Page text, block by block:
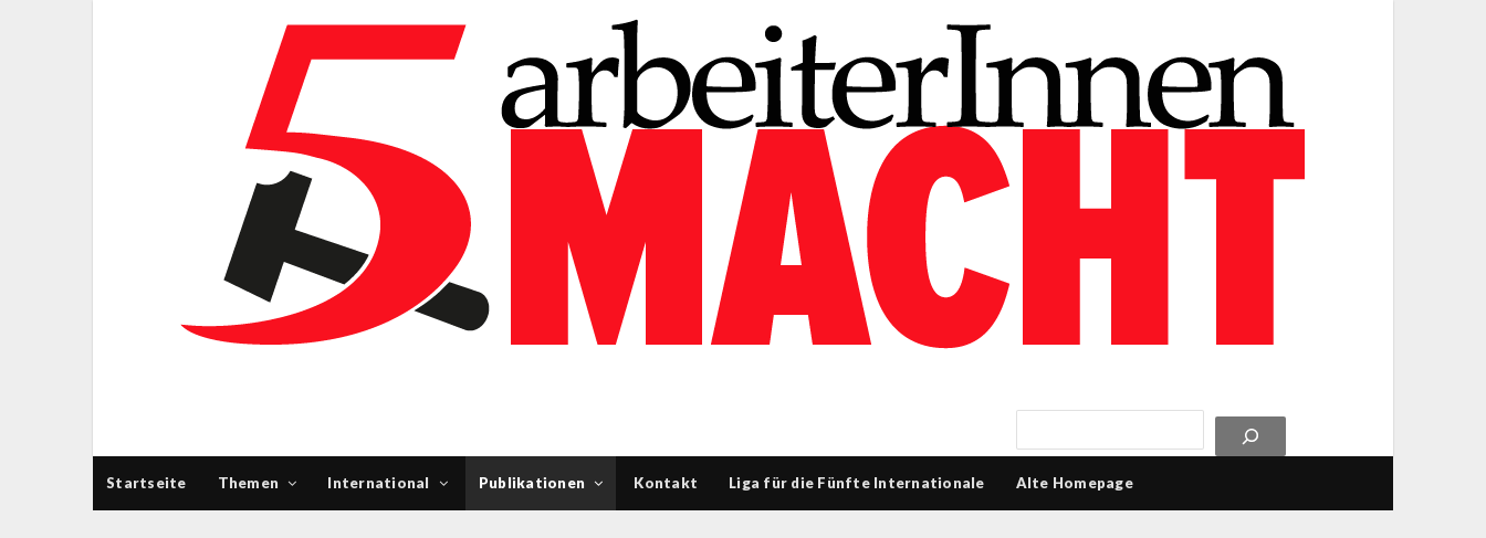
Startseite Themen International Publikationen Kontakt Liga für die Fünfte Internationale Alte Homepage